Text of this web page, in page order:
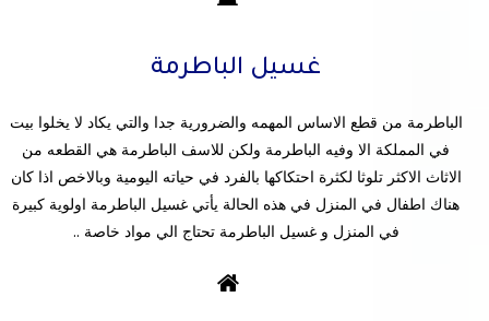
غسيل الباطرمة
الباطرمة من قطع الاساس المهمه والضرورية جدا والتي يكاد لا يخلوا بيت
في المملكة الا وفيه الباطرمة ولكن للاسف الباطرمة هي القطعه من
الاثاث الاكثر تلوثا لكثرة احتكاكها بالفرد في حياته اليومية وبالاخص اذا كان
هناك اطفال في المنزل في هذه الحالة يأتي غسيل الباطرمة اولوية كبيرة
في المنزل و غسيل الباطرمة تحتاج الي مواد خاصة ..